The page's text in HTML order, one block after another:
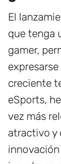
El
que tenga
gamer,
creciente
eSports,
vez más
atractivo y